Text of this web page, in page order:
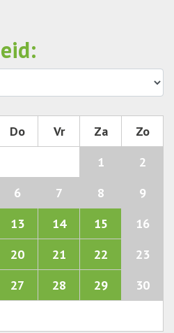
Do Vr Za
Zo
1
2
6 7 8
9
13 14 15
16
20 21 22
23
27 28 29
30